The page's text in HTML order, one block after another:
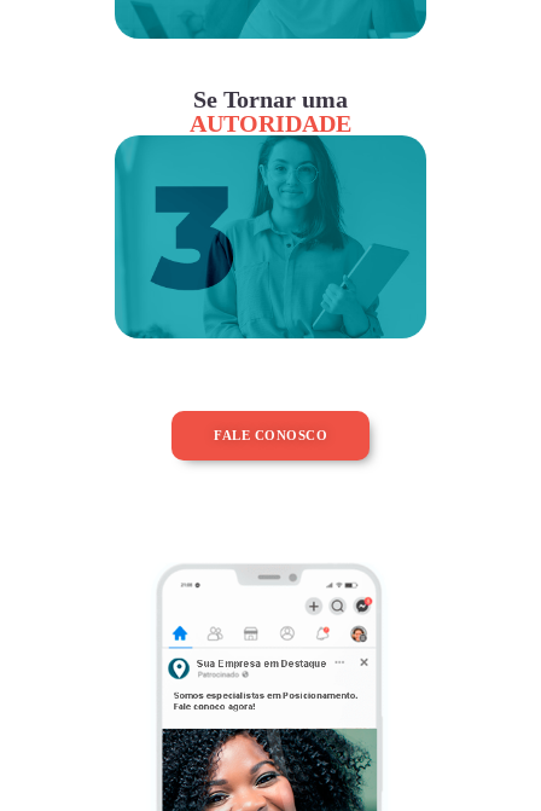
Se Tornar uma
AUTORIDADE
FALE CONOSCO